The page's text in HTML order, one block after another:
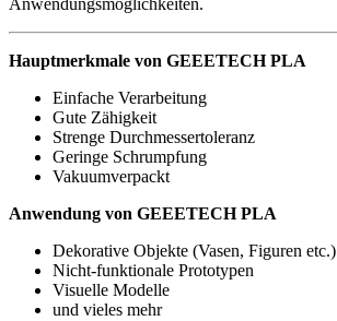
Anwendungsmöglichkeiten.
Hauptmerkmale von GEEETECH PLA
Einfache Verarbeitung
Gute Zähigkeit
Strenge Durchmessertoleranz
Geringe Schrumpfung
Vakuumverpackt
Anwendung von GEEETECH PLA
Dekorative Objekte (Vasen, Figuren etc.)
Nicht-funktionale Prototypen
Visuelle Modelle
und vieles mehr